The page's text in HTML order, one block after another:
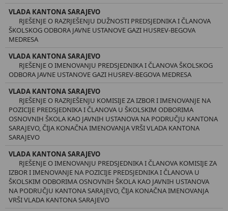
VLADA KANTONA SARAJEVO
RJEŠENJE O RAZRJEŠENJU DUŽNOSTI PREDSJEDNIKA I ČLANOVA
ŠKOLSKOG ODBORA JAVNE USTANOVE GAZI HUSREV-BEGOVA
MEDRESA
VLADA KANTONA SARAJEVO
RJEŠENJE O IMENOVANJU PREDSJEDNIKA I ČLANOVA ŠKOLSKOG
ODBORA JAVNE USTANOVE GAZI HUSREV-BEGOVA MEDRESA
VLADA KANTONA SARAJEVO
RJEŠENJE O RAZRJEŠENJU KOMISIJE ZA IZBOR I IMENOVANJE NA
POZICIJE PREDSJEDNIKA I ČLANOVA U ŠKOLSKIM ODBORIMA
OSNOVNIH ŠKOLA KAO JAVNIH USTANOVA NA PODRUČJU KANTONA
SARAJEVO, ČIJA KONAČNA IMENOVANJA VRŠI VLADA KANTONA
SARAJEVO
VLADA KANTONA SARAJEVO
RJEŠENJE O IMENOVANJU PREDSJEDNIKA I ČLANOVA KOMISIJE ZA
IZBOR I IMENOVANJE NA POZICIJE PREDSJEDNIKA I ČLANOVA U
ŠKOLSKIM ODBORIMA OSNOVNIH ŠKOLA KAO JAVNIH USTANOVA
NA PODRUČJU KANTONA SARAJEVO, ČIJA KONAČNA IMENOVANJA
VRŠI VLADA KANTONA SARAJEVO